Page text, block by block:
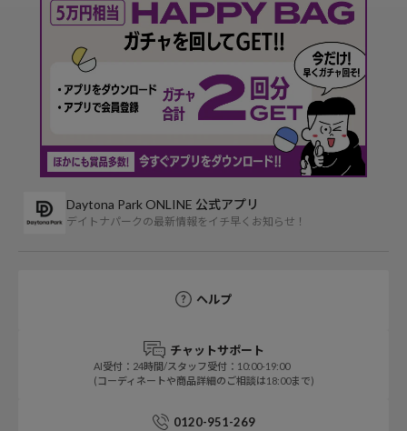
Daytona Park ONLINE 公式アプリ
デイトナパークの最新情報をイチ早くお知らせ！
ヘルプ
チャットサポート
AI受付：24時間/スタッフ受付：10:00-19:00
(コーディネートや商品詳細のご相談は18:00まで)
0120-951-269